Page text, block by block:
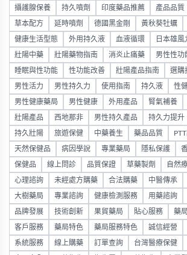
攝護腺保養 持久噴劑 印度藥品推薦 產品品質
草本配方 延時噴劑 德國黑金剛 黃秋葵牡蠣
健康生活型態 外用持久液 血液循環 日本雄風
壯陽中藥 壯陽藥物指南 消炎止痛藥 男性性功
睡眠與性功能 性功能改善 壯陽產品指南 選購
男性活力 男性持久力 使用指南 持久液 性
男性健康藥局 男性健康 外用產品 腎氣補養
壯陽產品 西地那非 男性持久產品 持久力提升
持久壯陽 旅遊保健 中藥養生 藥品品質
天然保健品 病因學說 專業藥局 隱私保護
保健品 線上問診 品質保證 草藥製劑 自然
心理諮詢 未經處方購藥 合法購藥 中醫傳承
大樹藥局 專業諮詢 健康檢測服務 用藥諮詢
品牌發展 技術創新 果貿藥局 貼心服務 藥
客戶服務 藥局特色 藥局服務特色 誠信經營
系統服務 線上購藥 訂單查詢 台灣醫療保健